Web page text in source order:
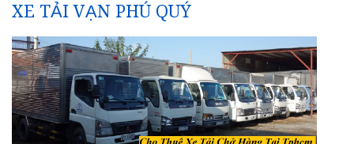
XE TẢI VẠN PHÚ QUÝ